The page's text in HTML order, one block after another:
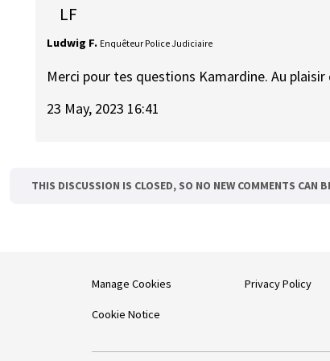
LF
Ludwig F. Enquêteur Police Judiciaire
Merci pour tes questions Kamardine. Au
23 May, 2023 16:41
THIS DISCUSSION IS CLOSED, SO NO NEW COMMENTS CAN
Manage Cookies
Cookie Notice
Privacy Policy